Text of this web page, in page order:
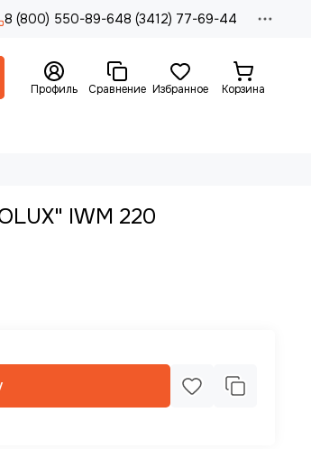
8 (800) 550-89-648 (3412) 77-69-44
Профиль Сравнение Избранное Корзина
IWM 220